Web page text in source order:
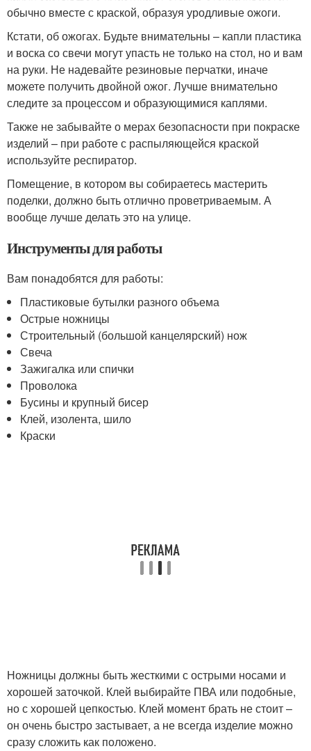
обычно вместе с краской, образуя уродливые ожоги.
Кстати, об ожогах. Будьте внимательны – капли пластика
и воска со свечи могут упасть не только на стол, но и вам
на руки. Не надевайте резиновые перчатки, иначе
можете получить двойной ожог. Лучше внимательно
следите за процессом и образующимися каплями.
Также не забывайте о мерах безопасности при покраске
изделий – при работе с распыляющейся краской
используйте респиратор.
Помещение, в котором вы собираетесь мастерить
поделки, должно быть отлично проветриваемым. А
вообще лучше делать это на улице.
Инструменты для работы
Вам понадобятся для работы:
Пластиковые бутылки разного объема
Острые ножницы
Строительный (большой канцелярский) нож
Свеча
Зажигалка или спички
Проволока
Бусины и крупный бисер
Клей, изолента, шило
Краски
Ножницы должны быть жесткими с острыми носами и
хорошей заточкой. Клей выбирайте ПВА или подобные,
но с хорошей цепкостью. Клей момент брать не стоит –
он очень быстро застывает, а не всегда изделие можно
сразу сложить как положено.